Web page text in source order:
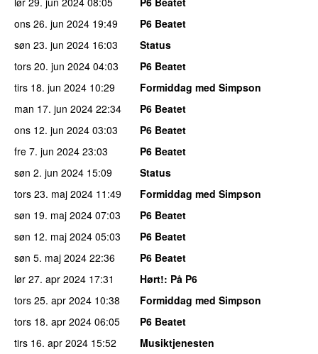
ons 26. jun 2024 19:49
P6 Beatet
søn 23. jun 2024 16:03
Status
tors 20. jun 2024 04:03
P6 Beatet
tirs 18. jun 2024 10:29
Formiddag med Simpson
man 17. jun 2024 22:34
P6 Beatet
ons 12. jun 2024 03:03
P6 Beatet
fre 7. jun 2024 23:03
P6 Beatet
søn 2. jun 2024 15:09
Status
tors 23. maj 2024 11:49
Formiddag med Simpson
søn 19. maj 2024 07:03
P6 Beatet
søn 12. maj 2024 05:03
P6 Beatet
søn 5. maj 2024 22:36
P6 Beatet
lør 27. apr 2024 17:31 Hørt!: På P6
tors 25. apr 2024 10:38
Formiddag med Simpson
tors 18. apr 2024 06:05
P6 Beatet
tirs 16. apr 2024 15:52
Musiktjenesten